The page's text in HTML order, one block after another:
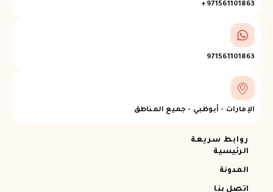
971561101863+
971561101863
الإمارات - أبوظبي - جميع المناطق
روابط سريعة
الرئيسية
المدونة
اتصل بنا